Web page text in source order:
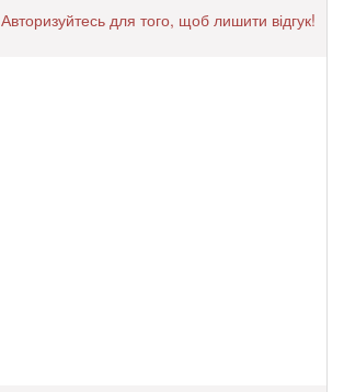
Авторизуйтесь для того, щоб лишити відгук!